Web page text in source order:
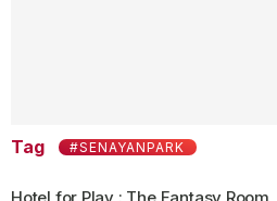
Tag #SENAYANPARK